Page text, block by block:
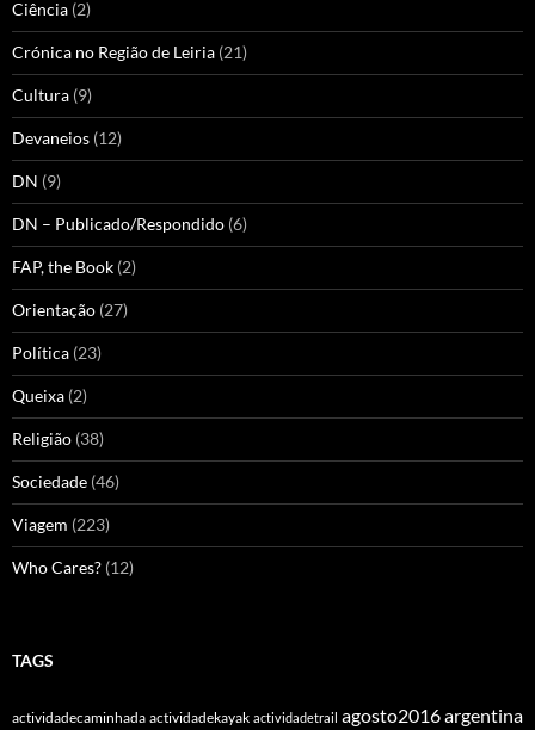
Ciência (2)
Crónica no Região de Leiria (21)
Cultura (9)
Devaneios (12)
DN (9)
DN – Publicado/Respondido (6)
FAP, the Book (2)
Orientação (27)
Política (23)
Queixa (2)
Religião (38)
Sociedade (46)
Viagem (223)
Who Cares? (12)
TAGS
actividadecaminhada actividadekayak actividadetrail agosto2016argentina